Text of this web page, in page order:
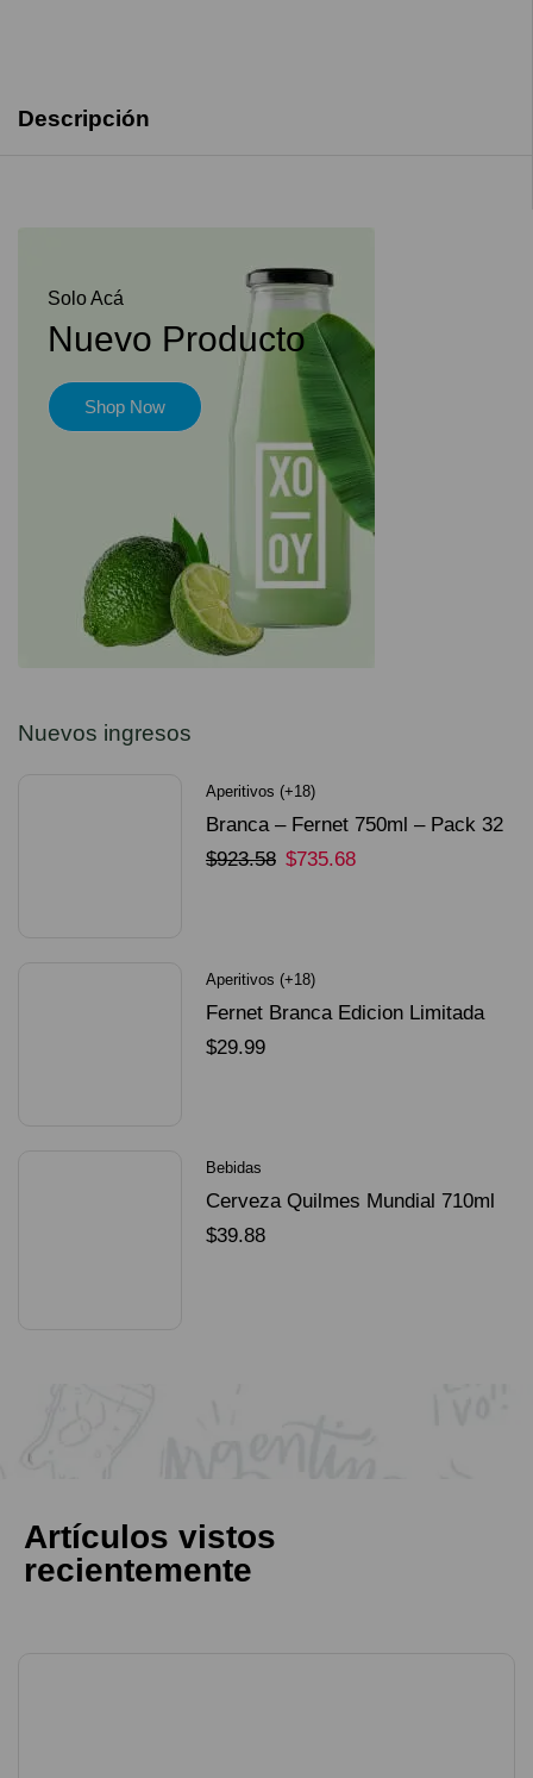
Descripción
Solo Acá
Nuevo Producto
Shop Now
Nuevos ingresos
Aperitivos (+18)
Branca – Fernet 750ml – Pack 32
Unidades
$923.58 $735.68
Aperitivos (+18)
Fernet Branca Edicion Limitada
Dorado Mundial
$29.99
Bebidas
Cerveza Quilmes Mundial 710ml
packX4
$39.88
Artículos vistos
recientemente